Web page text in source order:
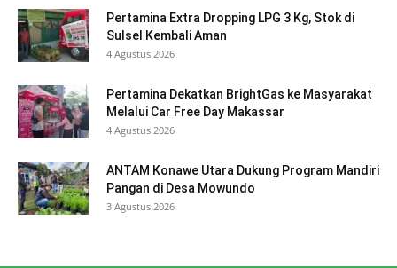
Pertamina Extra Dropping LPG 3 Kg, Stok di
Sulsel Kembali Aman
4 Agustus 2026
Pertamina Dekatkan BrightGas ke Masyarakat
Melalui Car Free Day Makassar
4 Agustus 2026
ANTAM Konawe Utara Dukung Program Mandiri
Pangan di Desa Mowundo
3 Agustus 2026